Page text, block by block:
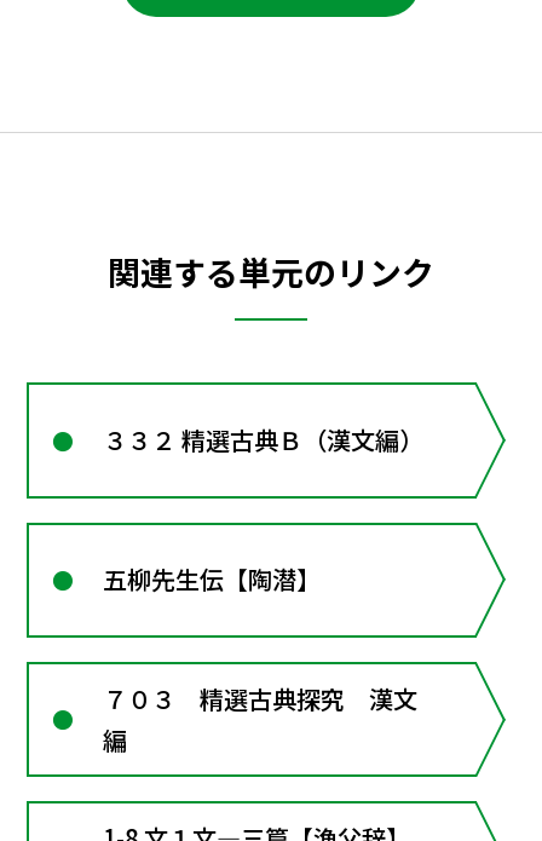
関連する単元のリンク
３３２ 精選古典Ｂ（漢文編）
五柳先生伝【陶潜】
７０３ 精選古典探究 漢文
編